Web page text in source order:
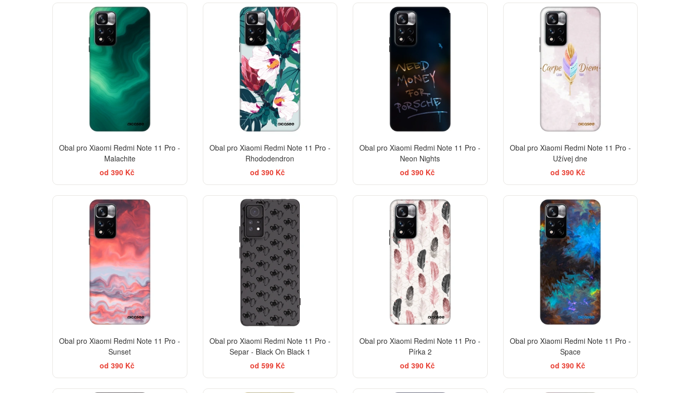
Obal pro Xiaomi Redmi Note 11 Pro -
Malachite
od 390 Kč
Obal pro Xiaomi Redmi Note 11 Pro -
Rhododendron
od 390 Kč
BESTSELLER
Obal pro Xiaomi Redmi Note 11 Pro -
Neon Nights
od 390 Kč
Obal pro Xiaomi Redmi Note 11 Pro -
Užívej dne
od 390 Kč
Obal pro Xiaomi Redmi Note 11 Pro -
Sunset
od 390 Kč
Obal pro Xiaomi Redmi Note 11 Pro -
Separ - Black On Black 1
od 599 Kč
Obal pro Xiaomi Redmi Note 11 Pro -
Pírka 2
od 390 Kč
Obal pro Xiaomi Redmi Note 11 Pro -
Space
od 390 Kč